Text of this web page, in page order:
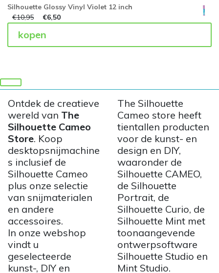
Silhouette Glossy Vinyl Violet 12 inch
€10,95 €6,50
kopen
Ontdek de creatieve
wereld van The
Silhouette Cameo
Store. Koop
desktopsnijmachine
s inclusief de
Silhouette Cameo
plus onze selectie
van snijmaterialen
en andere
accessoires.
In onze webshop
vindt u
geselecteerde
kunst-, DIY en
The Silhouette
Cameo store heeft
tientallen producten
voor de kunst- en
design en DIY,
waaronder de
Silhouette CAMEO,
de Silhouette
Portrait, de
Silhouette Curio, de
Silhouette Mint met
toonaangevende
ontwerpsoftware
Silhouette Studio en
Mint Studio.